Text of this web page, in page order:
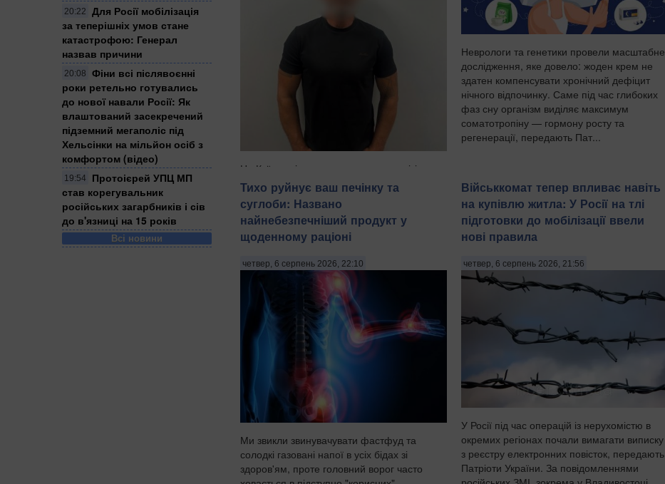
20:22
Для Росії мобілізація
за теперішніх умов стане
катастрофою: Генерал
назвав причини
20:08
Фіни всі післявоєнні
роки ретельно готувались
до нової навали Росії: Як
влаштований засекречений
підземний мегаполіс під
Хельсінки на мільйон осіб з
комфортом (відео)
19:54
Протоієрей УПЦ МП
став корегувальник
російських загарбників і сів
до в'язниці на 15 років
Всі новини
На Київщині затримали трьох чоловіків
віком 18, 43 і 52 років за підозрою у
груповому зґвалтуванні 21-річної дівчини.
Про це повідомила пресслужба
Національної поліції в четвер, 6 серпня,
зазначають Патріоти України. "На
Неврологи та генетики провели масштабне
дослідження, яке довело: жоден крем не
здатен компенсувати хронічний дефіцит
нічного відпочинку. Саме під час глибоких
фаз сну організм виділяє максимум
соматотропіну — гормону росту та
регенерації, передають Пат...
Тихо руйнує ваш печінку та
суглоби: Названо
найнебезпечніший продукт у
щоденному раціоні
четвер, 6 серпень 2026, 22:10
Ми звикли звинувачувати фастфуд та
солодкі газовані напої в усіх бідах зі
здоров'ям, проте головний ворог часто
Військкомат тепер впливає навіть
на купівлю житла: У Росії на тлі
підготовки до мобілізації ввели
нові правила
четвер, 6 серпень 2026, 21:56
У Росії під час операцій із нерухомістю в
окремих регіонах почали вимагати виписку
з реєстру електронних повісток, передають
Патріоти України. За повідомленнями